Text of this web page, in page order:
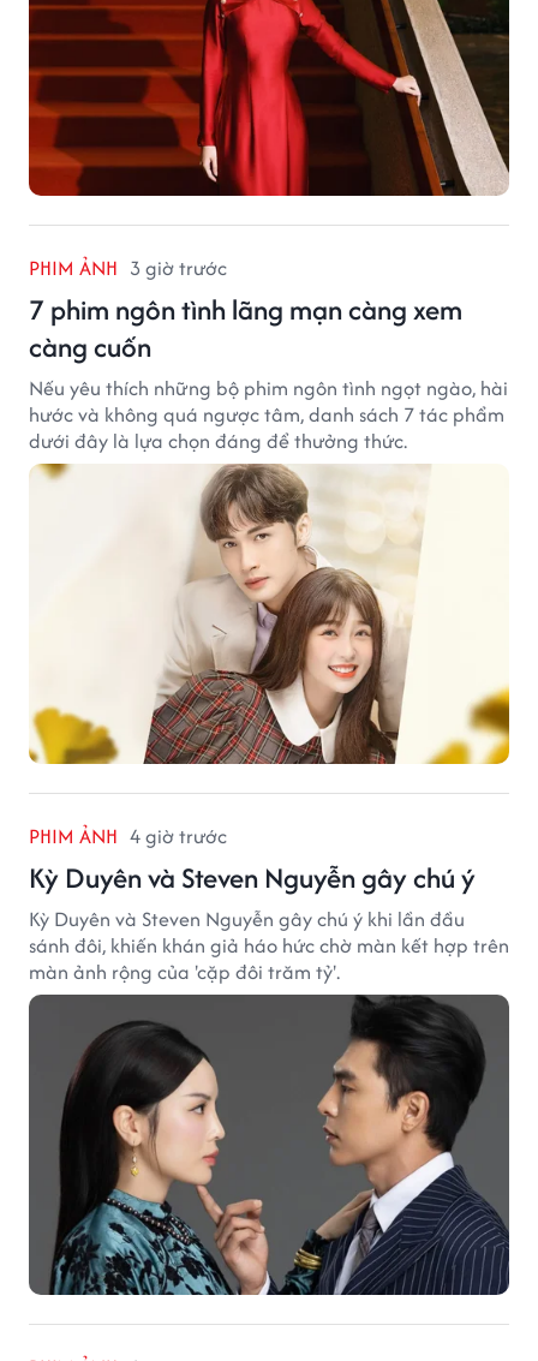
PHIM ẢNH 3 giờ trước
7 phim ngôn tình lãng mạn càng xem
càng cuốn
Nếu yêu thích những bộ phim ngôn tình ngọt ngào, hài
hước và không quá ngược tâm, danh sách 7 tác phẩm
dưới đây là lựa chọn đáng để thưởng thức.
PHIM ẢNH 4 giờ trước
Kỳ Duyên và Steven Nguyễn gây chú ý
Kỳ Duyên và Steven Nguyễn gây chú ý khi lần đầu
sánh đôi, khiến khán giả háo hức chờ màn kết hợp trên
màn ảnh rộng của 'cặp đôi trăm tỷ'.